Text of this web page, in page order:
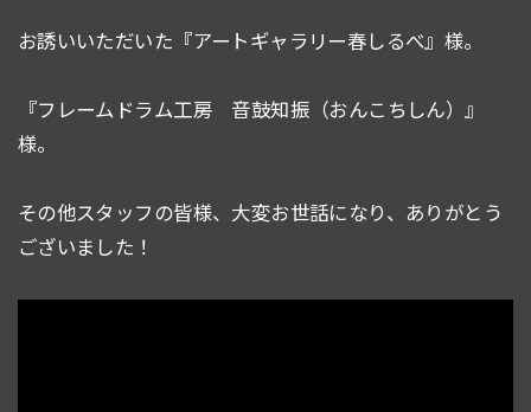
お誘いいただいた『アートギャラリー春しるべ』様。
『フレームドラム工房 音鼓知振（おんこちしん）』
様。
その他スタッフの皆様、大変お世話になり、ありがとう
ございました！